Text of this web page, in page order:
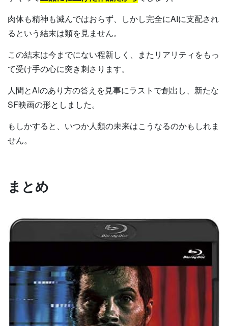
肉体も精神も滅んではおらず、しかし完全にAIに支配され
るという結末は類を見ません。
この結末は今までにない程新しく、またリアリティをもっ
て受け手の心に突き刺さります。
人間とAIのあり方の答えを見事にラストで創出し、新たな
SF映画の形としました。
もしかすると、いつか人類の未来はこうなるのかもしれま
せん。
まとめ